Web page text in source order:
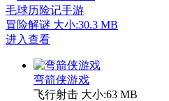
毛球历险记手游
冒险解谜 大小:30.3 MB
进入查看
弯箭侠游戏
飞行射击 大小:63 MB